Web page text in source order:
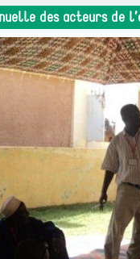
des acteurs de